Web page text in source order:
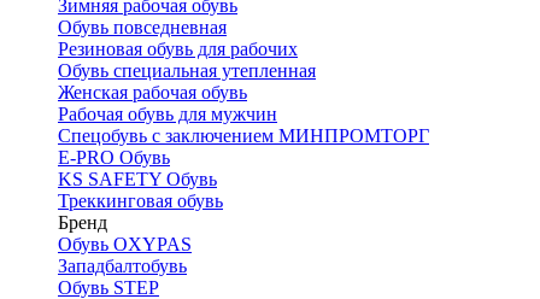
Зимняя рабочая обувь
Обувь повседневная
Резиновая обувь для рабочих
Обувь специальная утепленная
Женская рабочая обувь
Рабочая обувь для мужчин
Спецобувь с заключением МИНПРОМТОРГ
E-PRO Обувь
KS SAFETY Обувь
Треккинговая обувь
Бренд
Обувь OXYPAS
Западбалтобувь
Обувь STEP